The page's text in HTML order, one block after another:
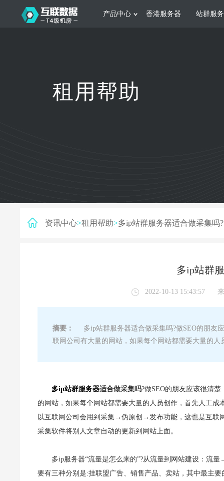
产品中心
日本服务器 新加坡服务器
香港服务器 站群服
根据不同规模的网站提供可定制化的架
构和 一站式协助租用帮助
资讯中心>租用帮助>多ip站群服务器适合做采集吗?
多ip站群
2022-10-13 15:43:57
摘要：
多ip站群服务器适合做采集吗?做SEO的朋友
联网公司有大量的网站，如果每个网站都需要大量的
多ip站群服务器适合做采集吗?做SEO的朋友应该很清
的网站，如果每个网站都需要大量的人员创作，首先人工
以互联网公司会用到采集→伪原创→发布功能，这也是互联
采集软件将别人文章自动的更新到网站上面。
多ip服务器“流量是怎么来的”?从流量到网站建设：
要有三种分别是:挂联盟广告、销售产品、卖站，其中最主